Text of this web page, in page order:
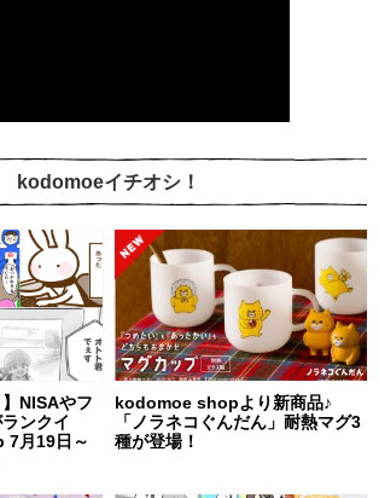
kodomoeイチオシ！
】NISAやフ
ンクイ
7月19日～
kodomoe shopより新商品♪
「ノラネコぐんだん」耐熱マグ3
種が登場！